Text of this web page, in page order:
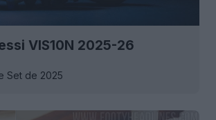
VIS10N 2025-26
Set de 2025